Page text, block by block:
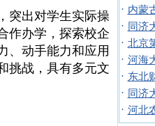
出对学生实际操
作办学，探索校企
、动手能力和应用
挑战，具有多元文
· 内蒙
· 同济
· 北京
· 河海
· 东北
· 同济
· 河北